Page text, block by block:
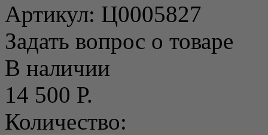
Артикул: Ц0005827
Задать вопрос о товаре
В наличии
14 500 Р.
Количество: